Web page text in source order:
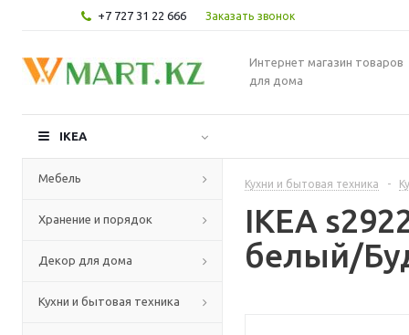
+7 727 31 22 666 Заказать звонок
Интернет магазин товаров
для дома
IKEA
Мебель
Хранение и порядок
Декор для дома
Кухни и бытовая техника
Кухни и бытовая техника -
IKEA
белый/